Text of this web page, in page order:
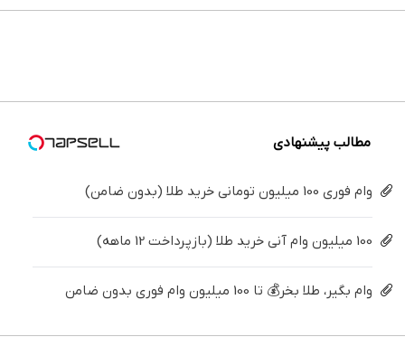
جوان می
کن
شد!
کننده
مطالب پیشنهادی
وام فوری 100 میلیون تومانی خرید طلا (بدون ضامن)
100 میلیون وام آنی خرید طلا (بازپرداخت 12 ماهه)
وام بگیر، طلا بخر💰 تا 100 میلیون وام فوری بدون ضامن